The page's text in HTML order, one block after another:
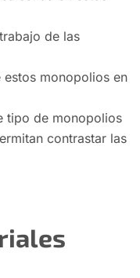
de las
monopolios en
tipo de monopolios
contrastar las